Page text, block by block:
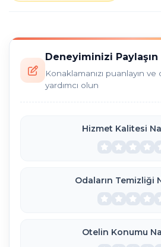
Deneyiminizi Paylaşın
Konaklamanızı puanlayın
yardımcı olun
Hizmet Kalitesi
Odaların Temizliği
Otelin Konumu